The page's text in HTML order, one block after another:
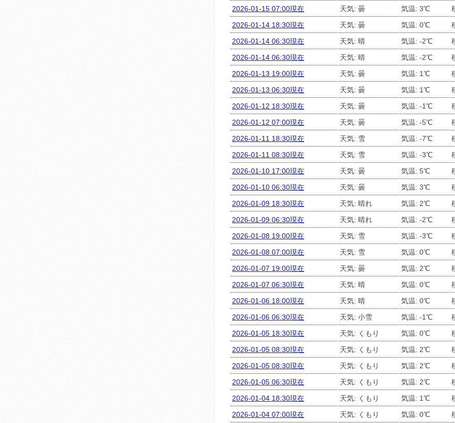
2026-01-15 07:00現在
天気: 曇 気温: 3℃
2026-01-14 18:30現在
天気: 曇 気温: 0℃
2026-01-14 06:30現在
天気: 晴 気温: -2℃
2026-01-14 06:30現在
天気: 晴 気温: -2℃
2026-01-13 19:00現在
天気: 曇 気温: 1℃
2026-01-13 06:30現在
天気: 曇 気温: 1℃
2026-01-12 18:30現在
天気: 曇 気温: -1℃
2026-01-12 07:00現在
天気: 曇 気温: -5℃
2026-01-11 18:30現在
天気: 雪 気温: -7℃
2026-01-11 08:30現在
天気: 雪 気温: -3℃
2026-01-10 17:00現在
天気: 曇 気温: 5℃
2026-01-10 06:30現在
天気: 曇 気温: 3℃
2026-01-09 18:30現在
天気: 晴れ 気温: 2℃
2026-01-09 06:30現在
天気: 晴れ 気温: -2℃
2026-01-08 19:00現在
天気: 雪 気温: -3℃
2026-01-08 07:00現在
天気: 雪 気温: 0℃
2026-01-07 19:00現在
天気: 曇 気温: 2℃
2026-01-07 06:30現在
天気: 晴 気温: 0℃
2026-01-06 18:00現在
天気: 晴 気温: 0℃
2026-01-06 06:30現在
天気: 小雪 気温: -1℃
2026-01-05 18:30現在
天気: くもり 気温: 0℃
2026-01-05 08:30現在
天気: くもり 気温: 2℃
2026-01-05 08:30現在
天気: くもり 気温: 2℃
2026-01-05 06:30現在
天気: くもり 気温: 2℃
2026-01-04 18:30現在
天気: くもり 気温: 1℃
2026-01-04 07:00現在
天気: くもり 気温: 0℃